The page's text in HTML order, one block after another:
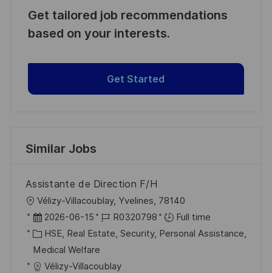
Get tailored job recommendations
based on your interests.
Get Started
Similar Jobs
Assistante de Direction F/H
L
o
c
t
Vélizy-Villacoublay, Yvelines, 78140
P
o
s
t
2026-06-15
J
o
I
R0320798
Full time
C
a
t
HSE, Real Estate, Security, Personal Assistance,
Medical Welfare
Vélizy-Villacoublay